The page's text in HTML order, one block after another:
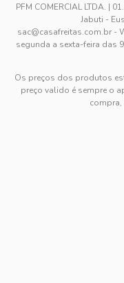
PFM COMERCIAL LTDA. |
Jabuti -
sac@casafreitas.com.br -
segunda a sexta-feira das
Os preços dos produtos
preço valido é sempre o